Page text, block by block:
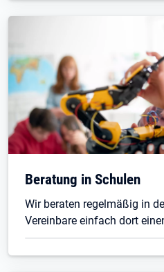
Beratung in Schulen
Wir beraten regelmäßig in
Vereinbare einfach dort